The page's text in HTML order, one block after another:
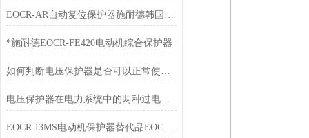
EOCR-AR自动复位保护器施耐德韩国三和EOCR
*施耐德EOCR-FE420电动机综合保护器
如何判断电压保护器是否可以正常使用？
电压保护器在电力系统中的两种过电压详细介绍
EOCR-I3MS电动机保护器替代品EOCR-i3DM特点